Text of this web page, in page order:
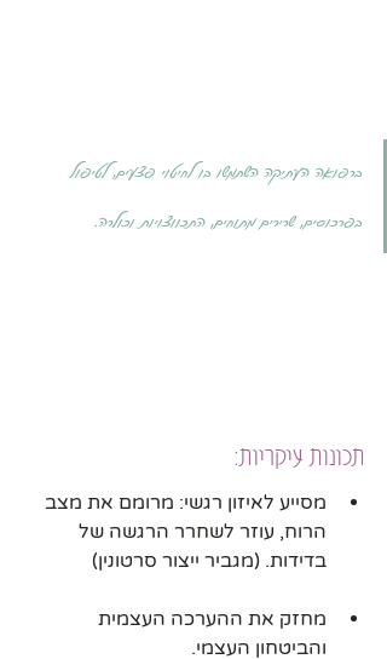
ברפואה העתיקה השתמשו בו לחיטוי פצעים, לטיפול
בפרכוסים, שרירים מתוחים, התכווצויות וכולרה.
תכונות עיקריות:
מסייע לאיזון רגשי: מרומם את מצב
הרוח, עוזר לשחרר הרגשה של
בדידות. (מגביר ייצור סרטונין)
מחזק את ההערכה העצמית
והביטחון העצמי.